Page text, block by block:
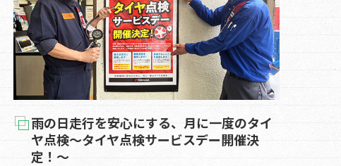
雨の日走行を安心にする、月に一度のタイ
ヤ点検～タイヤ点検サービスデー開催決
定！～